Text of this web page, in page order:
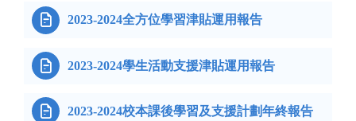
 2023-2024全方位學習津貼運用報告
 2023-2024學生活動支援津貼運用報告
 2023-2024校本課後學習及支援計劃年終報告